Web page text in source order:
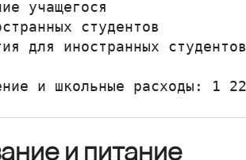
учащегося
студентов
для иностранных
и питание